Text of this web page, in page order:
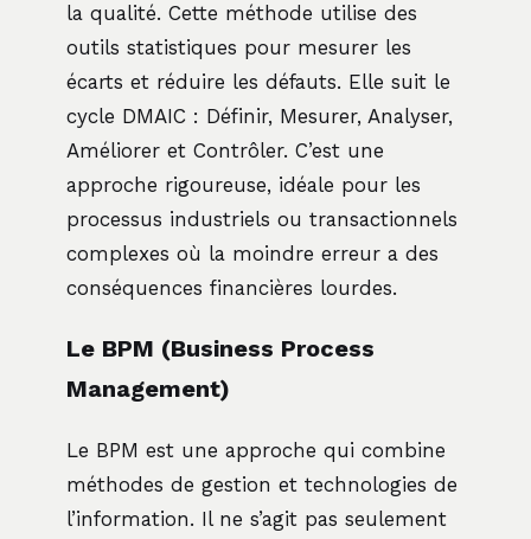
la qualité. Cette méthode utilise des
outils statistiques pour mesurer les
écarts et réduire les défauts. Elle suit le
cycle DMAIC : Définir, Mesurer, Analyser,
Améliorer et Contrôler. C’est une
approche rigoureuse, idéale pour les
processus industriels ou transactionnels
complexes où la moindre erreur a des
conséquences financières lourdes.
Le BPM (Business Process
Management)
Le BPM est une approche qui combine
méthodes de gestion et technologies de
l’information. Il ne s’agit pas seulement